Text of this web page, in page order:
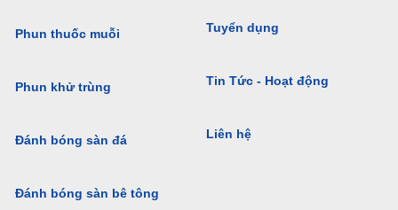
Phun thuốc muỗi
Phun khử trùng
Đánh bóng sàn đá
Đánh bóng sàn bê tông
Tuyển dụng
Tin Tức - Hoạt động
Liên hệ